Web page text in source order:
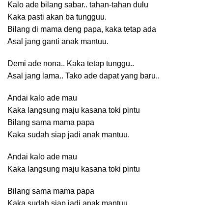
Kalo ade bilang sabar.. tahan-tahan dulu
Kaka pasti akan ba tungguu.
Bilang di mama deng papa, kaka tetap ada
Asal jang ganti anak mantuu.
Demi ade nona.. Kaka tetap tunggu..
Asal jang lama.. Tako ade dapat yang baru..
Andai kalo ade mau
Kaka langsung maju kasana toki pintu
Bilang sama mama papa
Kaka sudah siap jadi anak mantuu.
Andai kalo ade mau
Kaka langsung maju kasana toki pintu
Bilang sama mama papa
Kaka sudah siap jadi anak mantuu.